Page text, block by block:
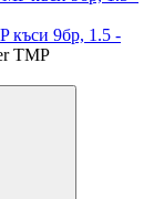
къси 9бр, 1.5 -
TMP